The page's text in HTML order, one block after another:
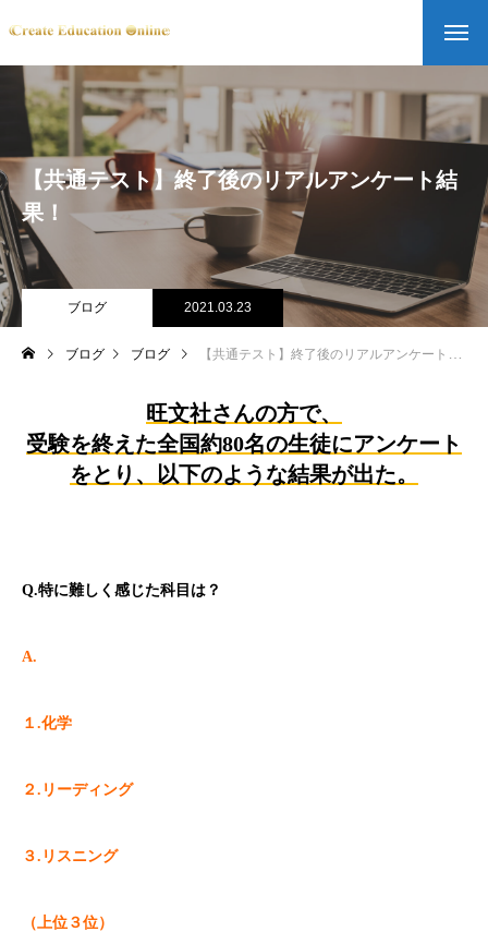
【共通テスト】終了後のリアルアンケート結
果！
ブログ 2021.03.23
ブログ ブログ 【共通テスト】終了後のリアルアンケート結果！
旺文社さんの方で、
受験を終えた全国約80名の生徒にアンケート
をとり、以下のような結果が出た。
Q.特に難しく感じた科目は？
A.
１.化学
２.リーディング
３.リスニング
（上位３位）